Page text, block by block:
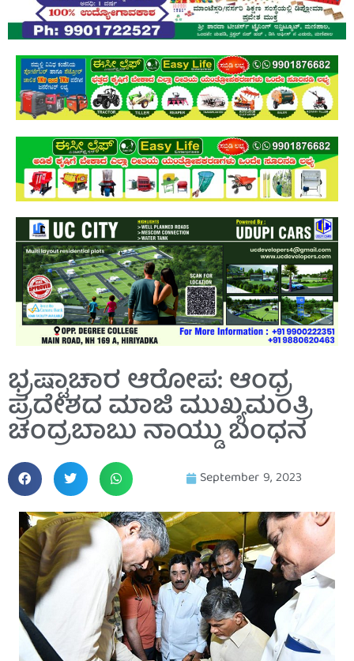
ಭ್ರಷ್ಟಾಚಾರ ಆರೋಪ: ಆಂಧ್ರ
ಪ್ರದೇಶದ ಮಾಜಿ ಮುಖ್ಯಮಂತ್ರಿ
ಚಂದ್ರಬಾಬು ನಾಯ್ಡು ಬಂಧನ
September 9, 2023